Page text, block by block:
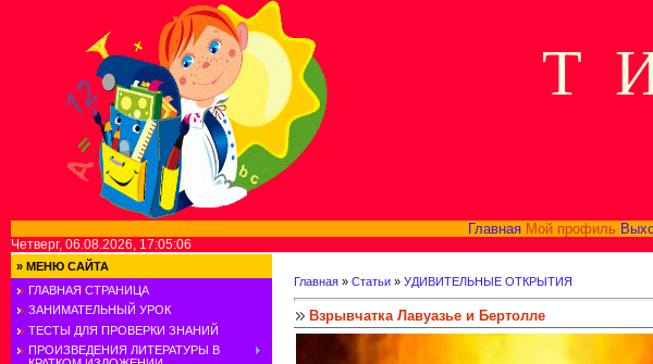
Т
Главная Мой профиль
Четверг, 06.08.2026, 17:05:06
» МЕНЮ САЙТА
ГЛАВНАЯ СТРАНИЦА
ЗАНИМАТЕЛЬНЫЙ УРОК
ТЕСТЫ ДЛЯ ПРОВЕРКИ ЗНАНИЙ
ПРОИЗВЕДЕНИЯ ЛИТЕРАТУРЫ В
Главная » Статьи » УДИВИТЕЛЬНЫЕ ОТКРЫТИЯ
Взрывчатка Лавуазье и Бертолле